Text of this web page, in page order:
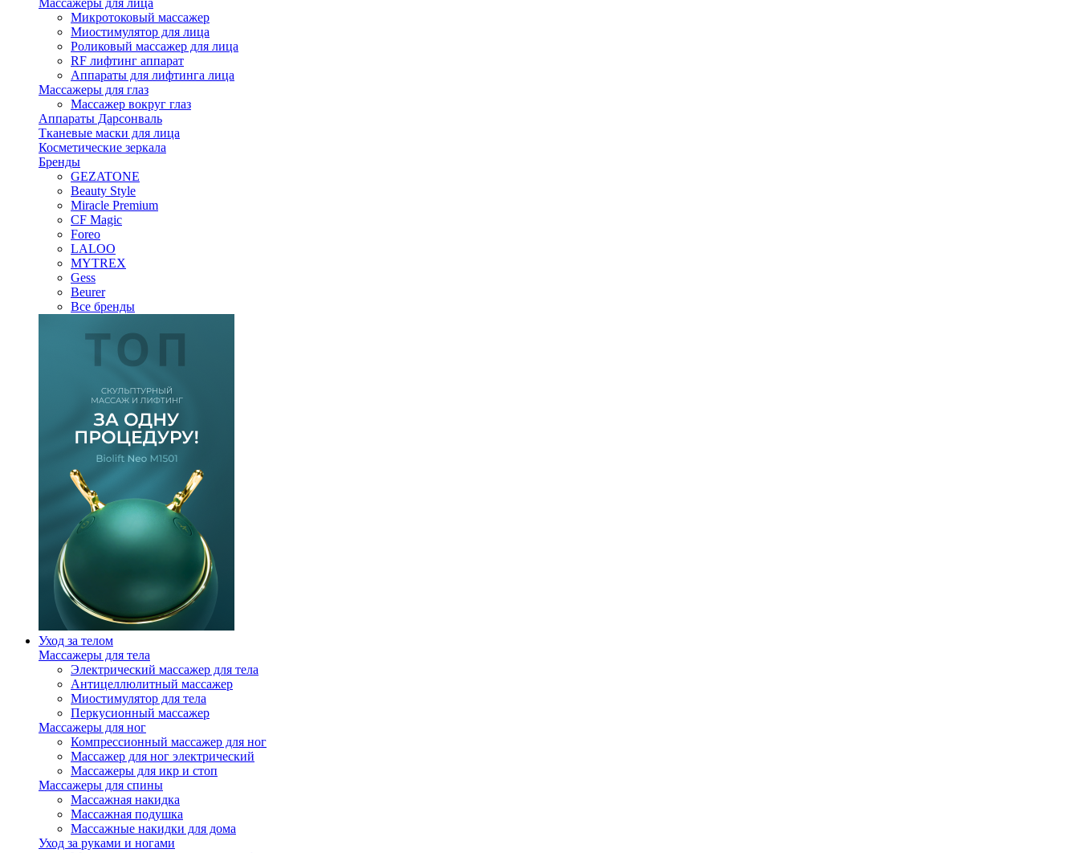
Массажеры для лица
Микротоковый массажер
Миостимулятор для лица
Роликовый массажер для лица
RF лифтинг аппарат
Аппараты для лифтинга лица
Массажеры для глаз
Массажер вокруг глаз
Аппараты Дарсонваль
Тканевые маски для лица
Косметические зеркала
Бренды
GEZATONE
Beauty Style
Miracle Premium
CF Magic
Foreo
LALOO
MYTREX
Gess
Beurer
Все бренды
Уход за телом
Массажеры для тела
Электрический массажер для тела
Антицеллюлитный массажер
Миостимулятор для тела
Перкусионный массажер
Массажеры для ног
Компрессионный массажер для ног
Массажер для ног электрический
Массажеры для икр и стоп
Массажеры для спины
Массажная накидка
Массажная подушка
Массажные накидки для дома
Уход за руками и ногами